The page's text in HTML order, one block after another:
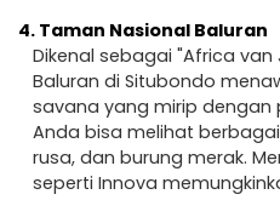
4. Taman Nasional Baluran
Dikenal sebagai "Africa
Baluran di Situbondo
savana yang mirip dengan
Anda bisa melihat
rusa, dan burung merak.
seperti Innova